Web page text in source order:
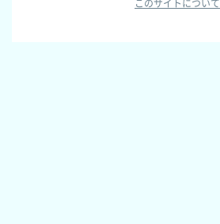
このサイトについて